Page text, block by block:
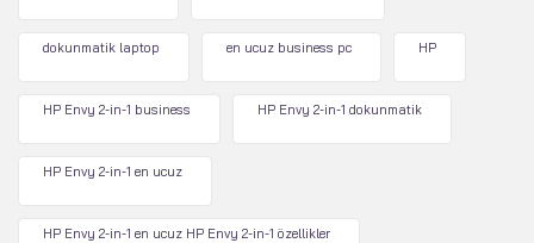
dokunmatik laptop en ucuz business pc HP
HP Envy 2-in-1 business HP Envy 2-in-1 dokunmatik
HP Envy 2-in-1 en ucuz
HP Envy 2-in-1 en ucuz HP Envy 2-in-1 özellikler